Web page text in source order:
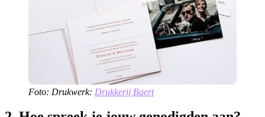
Foto: Drukwerk: Drukkerij Baert